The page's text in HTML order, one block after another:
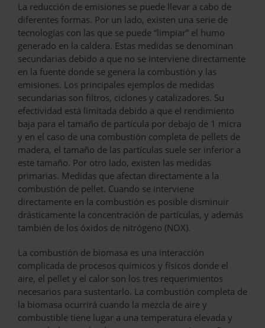
La reducción de emisiones se puede llevar a cabo de
diferentes formas. Por un lado, existen una serie de
tecnologías con las que se puede “limpiar” el humo
generado en la caldera. Estas medidas se denominan
secundarias debido a que no se interviene directamente
en la fuente donde se genera la combustión y las
emisiones. Los principales ejemplos de medidas
secundarias son filtros, ciclones y catalizadores. Su
efectividad está limitada debido a que el rendimiento
baja para el tamaño de partícula por debajo de 1 micra
y en el caso de una combustión completa de pellets de
madera, el tamaño de las partículas suele ser inferior a
este tamaño. Por otro lado, existen las medidas
primarias. Medidas que afectan directamente a la
combustión de pellet. Cuando se interviene
directamente en la combustión es posible disminuir
drásticamente la concentración de partículas, y además
también de los óxidos de nitrógeno (NOX).
La combustión de biomasa es una interacción
complicada de procesos químicos y físicos donde el
aire, el pellet y el calor son los tres requerimientos
necesarios para sustentarlo. La combustión completa de
la biomasa ocurrirá cuando la mezcla de aire y
combustible tiene lugar a una temperatura elevada y